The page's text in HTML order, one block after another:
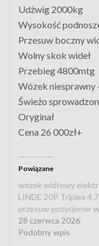
Udźwig 2000kg
Wysokość
Przesuw boczny
Wolny skok wideł
Przebieg 4800mtg
Wózek niesprawny
Świeżo
Oryginał
Cena 26 000zł+
Powiązane
wózek widłowy
LINDE 20P Triplex
przesuw pozycjoner
28 czerwca 2026
Podobny wpis